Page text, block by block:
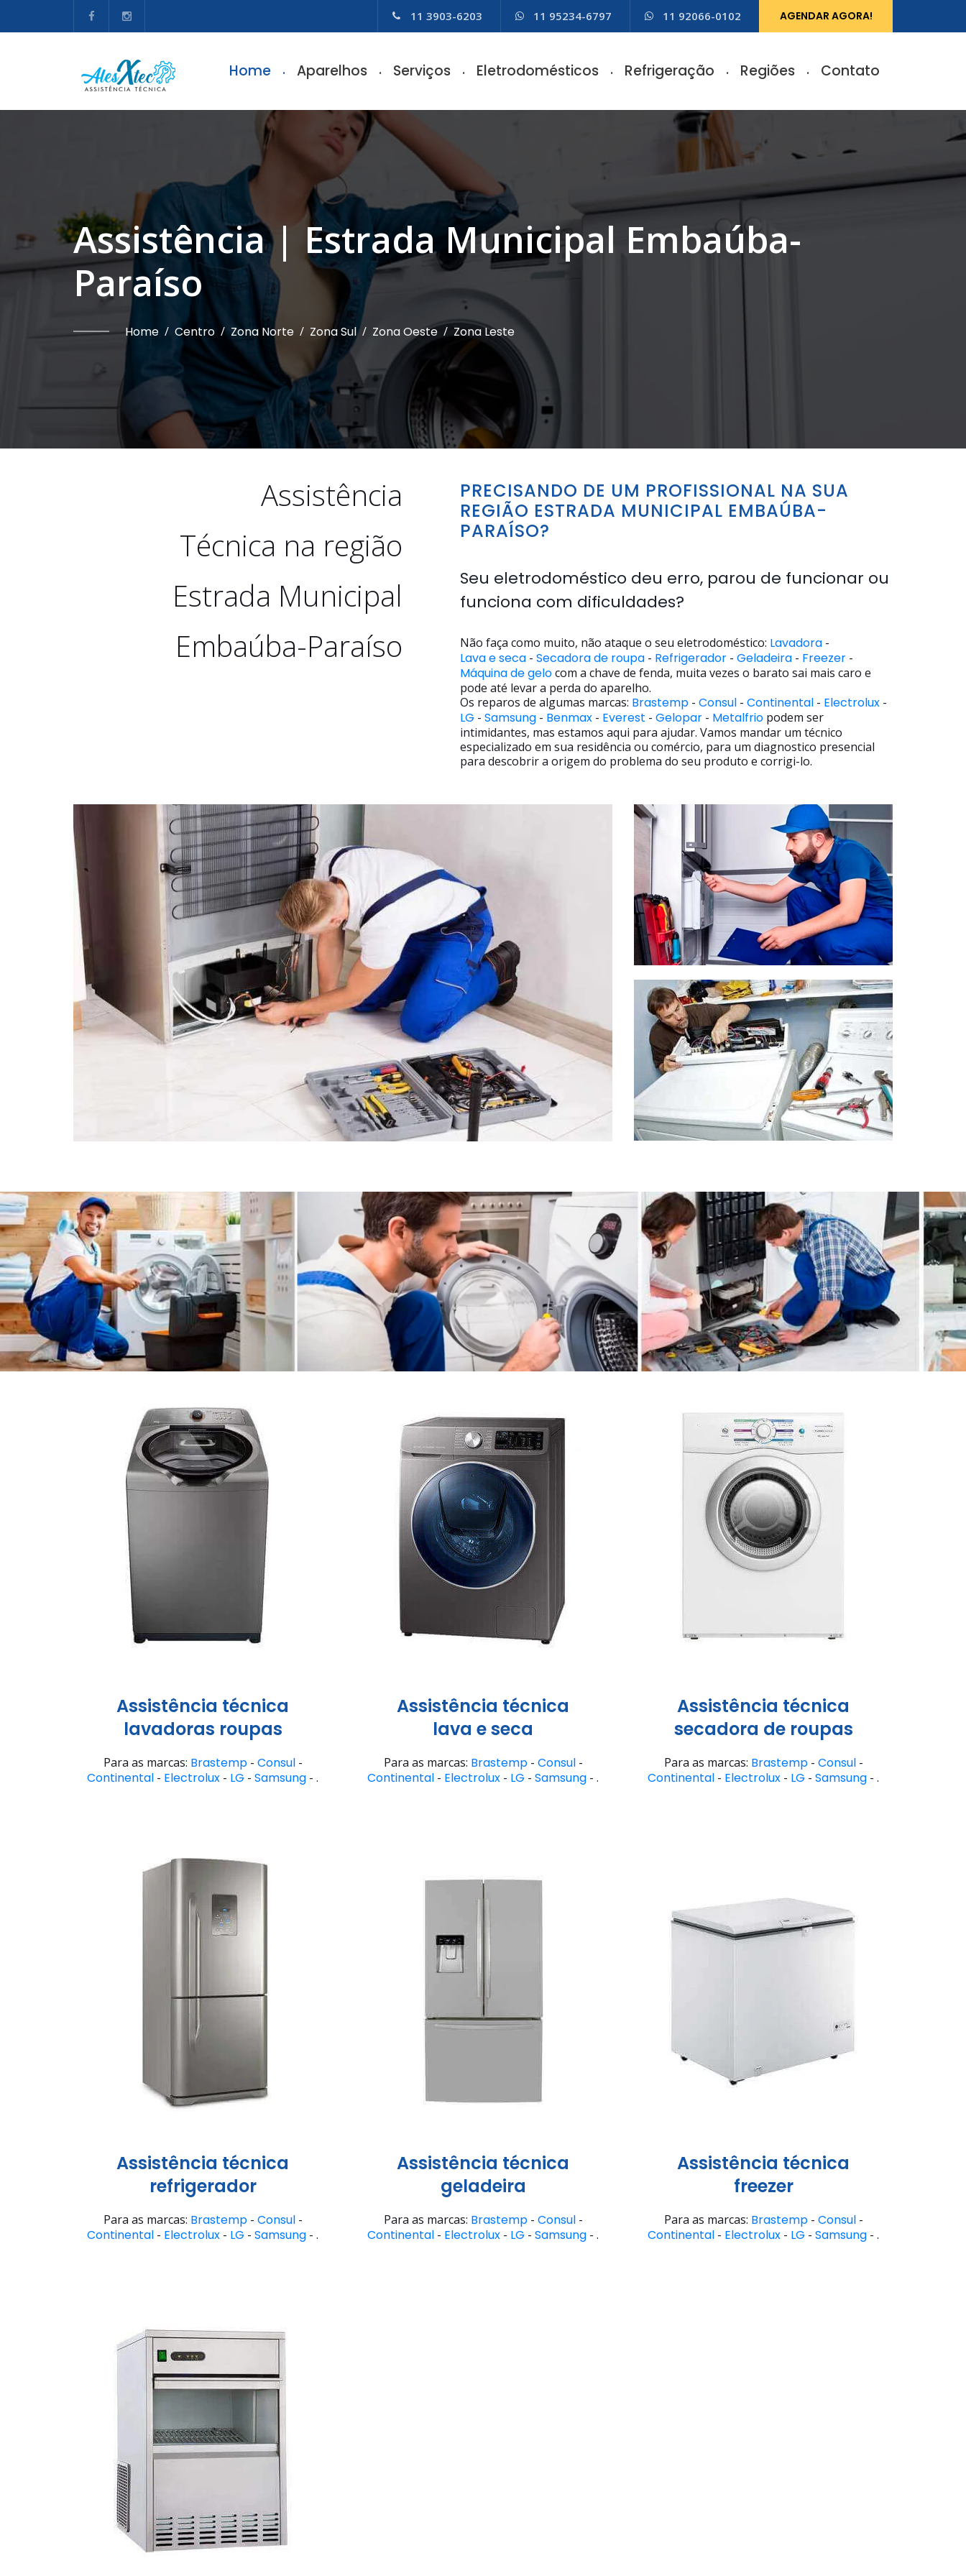
11 3903-6203 11 95234-6797 11 92066-0102 AGENDAR AGORA!
Home Aparelhos Serviços Eletrodomésticos Refrigeração Regiões Contato
Assistência | Estrada Municipal Embaúba-
Paraíso
Home / Centro / Zona Norte / Zona Sul / Zona Oeste / Zona Leste
Assistência
Técnica na região
Estrada Municipal
Embaúba-Paraíso
PRECISANDO DE UM PROFISSIONAL NA SUA
REGIÃO ESTRADA MUNICIPAL EMBAÚBA-
PARAÍSO?
Seu eletrodoméstico deu erro, parou de funcionar ou
funciona com dificuldades?
Não faça como muito, não ataque o seu eletrodoméstico: Lavadora-
Lava e seca- Secadora de roupa- Refrigerador- Geladeira- Freezer-
Máquina de gelocom a chave de fenda, muita vezes o barato sai mais caro e
pode até levar a perda do aparelho.
Os reparos de algumas marcas: Brastemp- Consul- Continental- Electrolux-
LG - Samsung- Benmax- Everest - Gelopar- Metalfriopodem ser
intimidantes, mas estamos aqui para ajudar. Vamos mandar um técnico
especializado em sua residência ou comércio, para um diagnostico presencial
para descobrir a origem do problema do seu produto e corrigi-lo.
Assistência técnica
lavadoras roupas
Para as marcas: Brastemp- Consul-
Continental - Electrolux - LG - Samsung - .
Assistência técnica
lava e seca
Para as marcas: Brastemp- Consul-
Continental - Electrolux - LG - Samsung - .
Assistência técnica
secadora de roupas
Para as marcas: Brastemp- Consul-
Continental - Electrolux - LG - Samsung - .
Assistência técnica
refrigerador
Para as marcas: Brastemp- Consul-
Continental - Electrolux - LG - Samsung - .
Assistência técnica
geladeira
Para as marcas: Brastemp- Consul-
Continental - Electrolux - LG - Samsung - .
Assistência técnica
freezer
Para as marcas: Brastemp- Consul-
Continental - Electrolux - LG - Samsung - .